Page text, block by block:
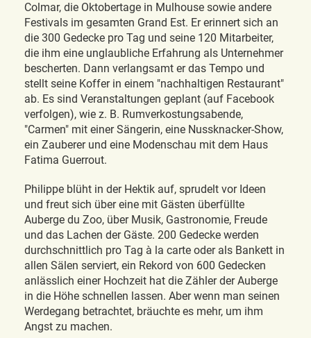
Colmar, die Oktobertage in Mulhouse sowie andere
Festivals im gesamten Grand Est. Er erinnert sich an
die 300 Gedecke pro Tag und seine 120 Mitarbeiter,
die ihm eine unglaubliche Erfahrung als Unternehmer
bescherten. Dann verlangsamt er das Tempo und
stellt seine Koffer in einem "nachhaltigen Restaurant"
ab. Es sind Veranstaltungen geplant (auf Facebook
verfolgen), wie z. B. Rumverkostungsabende,
"Carmen" mit einer Sängerin, eine Nussknacker-Show,
ein Zauberer und eine Modenschau mit dem Haus
Fatima Guerrout.
Philippe blüht in der Hektik auf, sprudelt vor Ideen
und freut sich über eine mit Gästen überfüllte
Auberge du Zoo, über Musik, Gastronomie, Freude
und das Lachen der Gäste. 200 Gedecke werden
durchschnittlich pro Tag à la carte oder als Bankett in
allen Sälen serviert, ein Rekord von 600 Gedecken
anlässlich einer Hochzeit hat die Zähler der Auberge
in die Höhe schnellen lassen. Aber wenn man seinen
Werdegang betrachtet, bräuchte es mehr, um ihm
Angst zu machen.